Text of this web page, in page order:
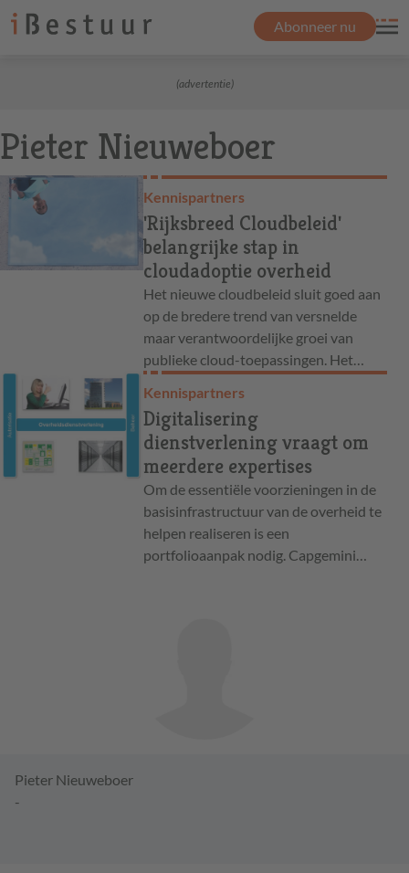
Abonneer nu
(advertentie)
Pieter Nieuweboer
Kennispartners
'Rijksbreed Cloudbeleid'
belangrijke stap in
cloudadoptie overheid
Het nieuwe cloudbeleid sluit goed aan
op de bredere trend van versnelde
maar verantwoordelijke groei van
publieke cloud-toepassingen. Het…
Kennispartners
Digitalisering
dienstverlening vraagt om
meerdere expertises
Om de essentiële voorzieningen in de
basisinfrastructuur van de overheid te
helpen realiseren is een
portfolioaanpak nodig. Capgemini…
Pieter Nieuweboer
-